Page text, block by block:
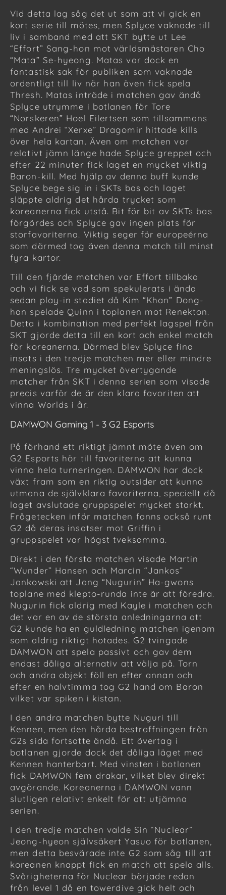
Vid detta lag såg det ut som att vi gick en
kort serie till mötes, men Splyce vaknade till
liv i samband med att SKT bytte ut Lee
“Effort” Sang-hon mot världsmästaren Cho
“Mata” Se-hyeong. Matas var dock en
fantastisk sak för publiken som vaknade
ordentligt till liv när han även fick spela
Thresh. Matas inträde i matchen gav ändå
Splyce utrymme i botlanen för Tore
“Norskeren” Hoel Eilertsen som tillsammans
med Andrei “Xerxe” Dragomir hittade kills
över hela kartan. Även om matchen var
relativt jämn länge hade Splyce greppet och
efter 22 minuter fick laget en mycket viktig
Baron-kill. Med hjälp av denna buff kunde
Splyce bege sig in i SKTs bas och laget
släppte aldrig det hårda trycket som
koreanerna fick utstå. Bit för bit av SKTs bas
förgördes och Splyce gav ingen plats för
storfavoriterna. Viktig seger för europeérna
som därmed tog även denna match till minst
fyra kartor.
Till den fjärde matchen var Effort tillbaka
och vi fick se vad som spekulerats i ända
sedan play-in stadiet då Kim “Khan” Dong-
han spelade Quinn i toplanen mot Renekton.
Detta i kombination med perfekt lagspel från
SKT gjorde detta till en kort och enkel match
för koreanerna. Därmed blev Splyce fina
insats i den tredje matchen mer eller mindre
meningslös. Tre mycket övertygande
matcher från SKT i denna serien som visade
precis varför de är den klara favoriten att
vinna Worlds i år.
DAMWON Gaming 1 - 3 G2 Esports
På förhand ett riktigt jämnt möte även om
G2 Esports hör till favoriterna att kunna
vinna hela turneringen. DAMWON har dock
växt fram som en riktig outsider att kunna
utmana de självklara favoriterna, speciellt då
laget avslutade gruppspelet mycket starkt.
Frågetecken inför matchen fanns också runt
G2 då deras insatser mot Griffin i
gruppspelet var högst tveksamma.
Direkt i den första matchen visade Martin
“Wunder” Hansen och Marcin “Jankos”
Jankowski att Jang “Nugurin” Ha-gwons
toplane med klepto-runda inte är att föredra.
Nugurin fick aldrig med Kayle i matchen och
det var en av de största anledningarna att
G2 kunde ha en guldledning matchen igenom
som aldrig riktigt hotades. G2 tvingade
DAMWON att spela passivt och gav dem
endast dåliga alternativ att välja på. Torn
och andra objekt föll en efter annan och
efter en halvtimma tog G2 hand om Baron
vilket var spiken i kistan.
I den andra matchen bytte Nuguri till
Kennen, men den hårda bestraffningen från
G2s sida fortsatte ändå. Ett övertag i
botlanen gjorde dock det dåliga läget med
Kennen hanterbart. Med vinsten i botlanen
fick DAMWON fem drakar, vilket blev direkt
avgörande. Koreanerna i DAMWON vann
slutligen relativt enkelt för att utjämna
serien.
I den tredje matchen valde Sin “Nuclear”
Jeong-hyeon självsäkert Yasuo för botlanen,
men detta besvärade inte G2 som såg till att
koreanen knappt fick en match att spela alls.
Svårigheterna för Nuclear började redan
från level 1 då en towerdive gick helt och